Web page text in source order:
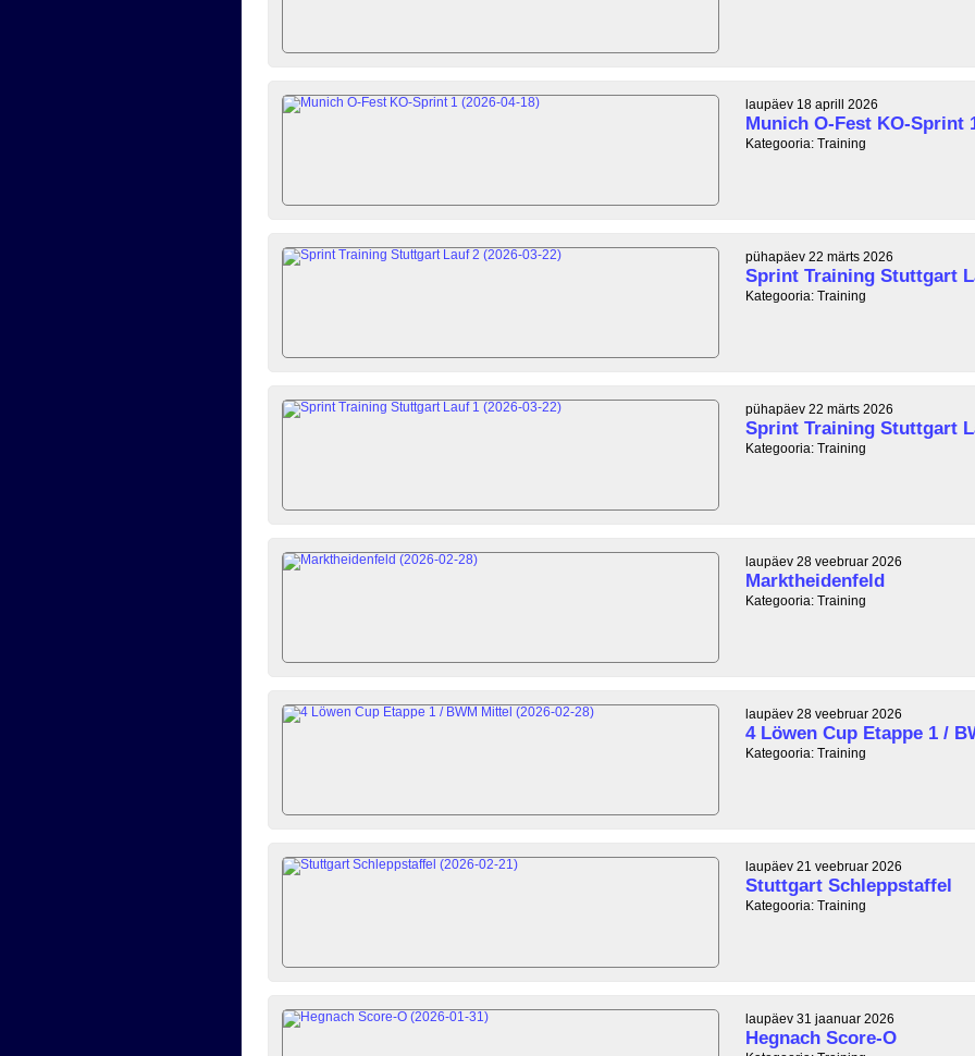
laupäev 18 aprill 2026
Munich O-Fest KO-Sprint
Kategooria: Training
pühapäev 22 märts 2026
Sprint Training Stuttgart
Kategooria: Training
pühapäev 22 märts 2026
Sprint Training Stuttgart
Kategooria: Training
laupäev 28 veebruar 2026
Marktheidenfeld
Kategooria: Training
laupäev 28 veebruar 2026
4 Löwen Cup Etappe 1 /
Kategooria: Training
laupäev 21 veebruar 2026
Stuttgart Schleppstaffel
Kategooria: Training
laupäev 31 jaanuar 2026
Hegnach Score-O